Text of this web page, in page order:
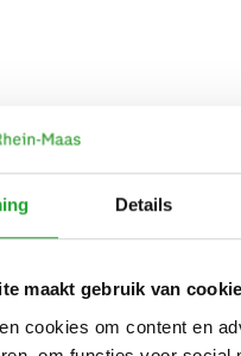
Details
maakt gebruik van
cookies om content en